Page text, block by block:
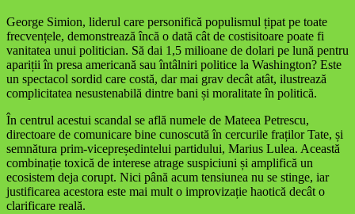
George Simion, liderul care personifică populismul țipat pe toate
frecvențele, demonstrează încă o dată cât de costisitoare poate fi
vanitatea unui politician. Să dai 1,5 milioane de dolari pe lună pentru
apariții în presa americană sau întâlniri politice la Washington? Este
un spectacol sordid care costă, dar mai grav decât atât, ilustrează
complicitatea nesustenabilă dintre bani și moralitate în politică.
În centrul acestui scandal se află numele de Mateea Petrescu,
directoare de comunicare bine cunoscută în cercurile fraților Tate, și
semnătura prim-vicepreședintelui partidului, Marius Lulea. Această
combinație toxică de interese atrage suspiciuni și amplifică un
ecosistem deja corupt. Nici până acum tensiunea nu se stinge, iar
justificarea acestora este mai mult o improvizație haotică decât o
clarificare reală.